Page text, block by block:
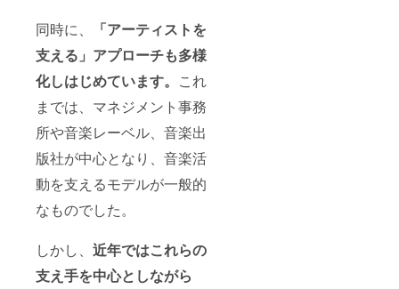
同時に、
「アーティストを
支える」アプローチも多様
化しはじめています。 これ
までは、マネジメント事務
所や音楽レーベル、音楽出
版社が中心となり、音楽活
動を支えるモデルが一般的
なものでした。
しかし、 近年ではこれらの
支え手を中心としながら